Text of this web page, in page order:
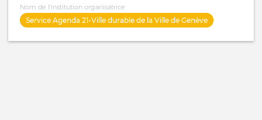
Nom de l'institution organisatrice
Service Agenda 21-Ville durable de la Ville de Genève